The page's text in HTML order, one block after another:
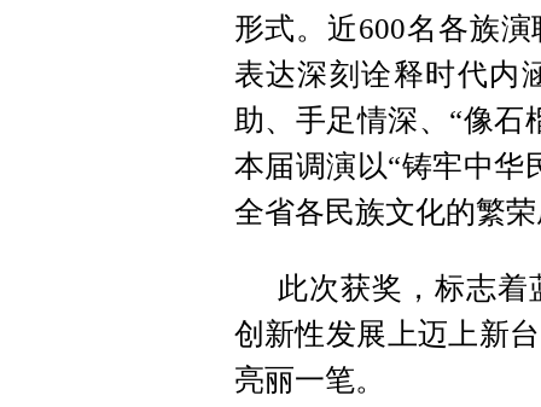
形式。近600名各族
表达深刻诠释时代内
助、手足情深、“像
本届调演以“铸牢中华
全省各民族文化的繁
此次获奖，标志
创新性发展上迈上新
亮丽一笔。